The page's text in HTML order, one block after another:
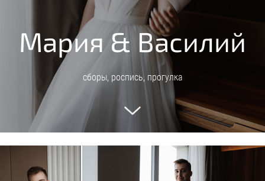
Мария & Василий
сборы, роспись, прогулка